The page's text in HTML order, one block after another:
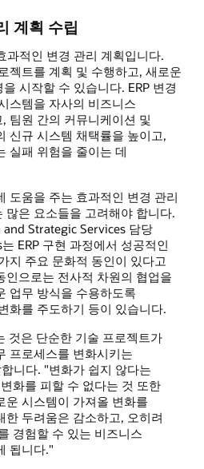
계획 수립
과적인 변경 관리 계획입니다.
젝트를 계획 및 수행하고, 새로운
시작할 수 있습니다. ERP 변경
스템을 자사의 비즈니스
팀원 간의 커뮤니케이션 및
신규 시스템 채택률을 높이고,
실패 위험을 줄이는 데
도움을 주는 효과적인 변경 관리
많은 요소들을 고려해야 합니다.
Strategic Services 담당
ERP 구현 과정에서 성공적인
지 주요 문화적 동인이 있다고
인으로는 전사적 차원의 협업을
업무 방식을 수용하도록
화를 주도하기 등이 있습니다.
것은 단순한 기술 프로젝트가
프로세스를 변화시키는
니다. "변화가 쉽지 않다는
화를 피할 수 없다는 것 또한
운 시스템이 가져올 변화를
한 두려움은 감소하고, 오히려
경험할 수 있는 비즈니스
됩니다."